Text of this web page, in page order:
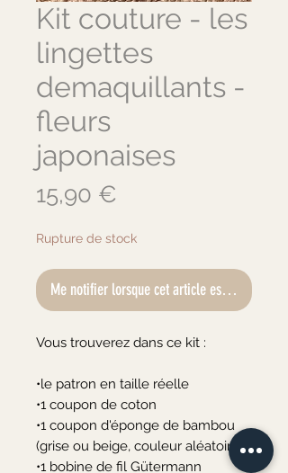
Kit couture - les
lingettes
demaquillants -
fleurs
japonaises
15,90 €
Rupture de stock
Me notifier lorsque cet article est disponible
Vous trouverez dans ce kit :
•le patron en taille réelle
•1 coupon de coton
•1 coupon d'éponge de bambou
(grise ou beige, couleur aléatoire)
•1 bobine de fil Gütermann